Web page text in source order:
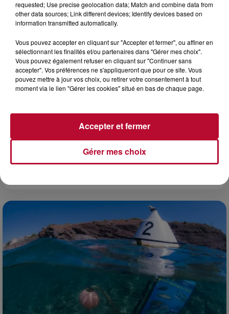
requested; Use precise geolocation data; Match and combine data from
other data sources; Link different devices; Identify devices based on
information transmitted automatically.
Vous pouvez accepter en cliquant sur "Accepter et fermer", ou affiner en
sélectionnant les finalités et/ou partenaires dans "Gérer mes choix".
Vous pouvez également refuser en cliquant sur "Continuer sans
accepter". Vos préférences ne s'appliqueront que pour ce site. Vous
pouvez mettre à jour vos choix, ou retirer votre consentement à tout
moment via le lien "Gérer les cookies" situé en bas de chaque page.
Gérer mes choix
Accepter et fermer